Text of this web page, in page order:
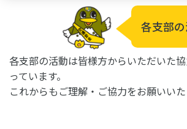
各支部
各支部の活動は皆様方からいただいた
っています。
これからもご理解・ご協力をお願いいた